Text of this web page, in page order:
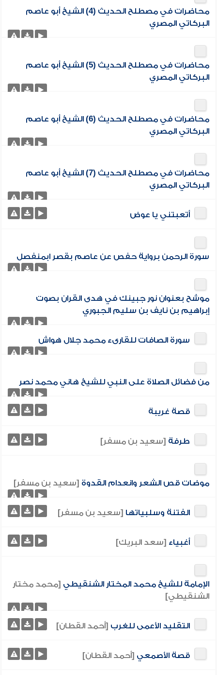
محاضرات في مصطلح الحديث (4) الشيخ أبو عاصم
البركاتي المصري
محاضرات في مصطلح الحديث (5) الشيخ أبو عاصم
البركاتي المصري
محاضرات في مصطلح الحديث (6) الشيخ أبو عاصم
البركاتي المصري
محاضرات في مصطلح الحديث (7) الشيخ أبو عاصم
البركاتي المصري
أتعبتني يا عوض
سورة الرحمن برواية حفص عن عاصم بقصر ابمنفصل
موشح بعنوان نور جبينك في هدى القران بصوت
إبراهيم بن نايف بن سليم الجبوري
سورة الصافات للقارىء محمد جلال هواش
من فضائل الصلاة على النبي للشيخ هاني محمد نصر
قصة غريبة
طرفة [سعيد بن مسفر]
موضات قص الشعر وانعدام القدوة [سعيد بن مسفر]
الفتنة وسلبياتها [سعيد بن مسفر]
أغبياء [سعد البريك]
الإمامة للشيخ محمد المختار الشنقيطي [محمد مختار
الشنقيطي]
التقليد الأعمى للغرب [أحمد القطان]
قصة الأصمعي [أحمد القطان]